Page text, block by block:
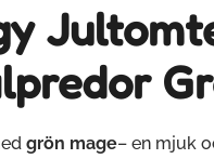
grön mage– en mjuk